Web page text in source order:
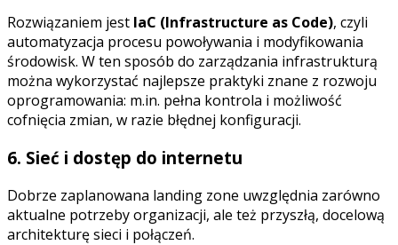
Rozwiązaniem jest IaC (Infrastructure as Code), czyli
automatyzacja procesu powoływania i modyfikowania
środowisk. W ten sposób do zarządzania infrastrukturą
można wykorzystać najlepsze praktyki znane z rozwoju
oprogramowania: m.in. pełna kontrola i możliwość
cofnięcia zmian, w razie błędnej konfiguracji.
6. Sieć i dostęp do internetu
Dobrze zaplanowana landing zone uwzględnia zarówno
aktualne potrzeby organizacji, ale też przyszłą, docelową
architekturę sieci i połączeń.